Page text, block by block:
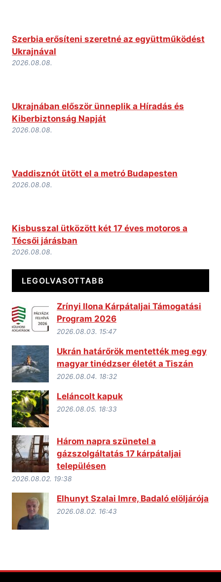
Szerbia erősíteni szeretné az együttműködést
Ukrajnával
2026.08.08.
Ukrajnában először ünneplik a Híradás és
Kiberbiztonság Napját
2026.08.08.
Vaddisznót ütött el a metró Budapesten
2026.08.08.
Kisbusszal ütközött két 17 éves motoros a
Técsői járásban
2026.08.08.
LEGOLVASOTTABB
Zrínyi Ilona Kárpátaljai Támogatási
Program 2026
2026.08.03. 15:47
Ukrán határőrök mentették meg egy
magyar tinédzser életét a Tiszán
2026.08.04. 18:32
Leláncolt kapuk
2026.08.05. 18:33
Három napra szünetel a
gázszolgáltatás 17 kárpátaljai
településen
2026.08.02. 19:38
Elhunyt Szalai Imre, Badaló elöljárója
2026.08.02. 16:43